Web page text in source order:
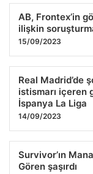
AB, Frontex’in
ilişkin
15/09/2023
Real Madrid’de
istismarı içeren
İspanya La Liga
14/09/2023
Survivor’ın
Gören şaşırdı